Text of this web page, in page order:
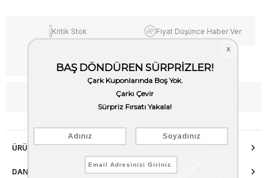
Kritik Stok Fiyat Düşünce Haber Ver
Kargo Bedava
WhatsApp’tan Bilgi Al
ÜRÜN ÖZELLIKLERI
DANIŞMA HATTI